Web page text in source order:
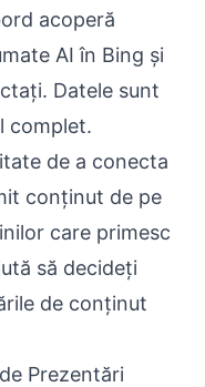
acoperă
AI în Bing și
Datele sunt
complet.
de a conecta
conținut de pe
care primesc
să decideți
de conținut
Prezentări